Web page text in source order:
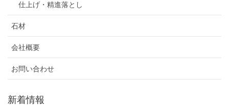
仕上げ・精進落とし
石材
会社概要
お問い合わせ
新着情報